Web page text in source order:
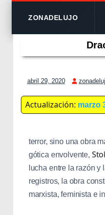
ZONADELUJO
abril 29, 2020
Actualización: marzo
terror, sino una obra
gótica envolvente,
lucha entre la razón
registros, la obra
marxista, feminista e